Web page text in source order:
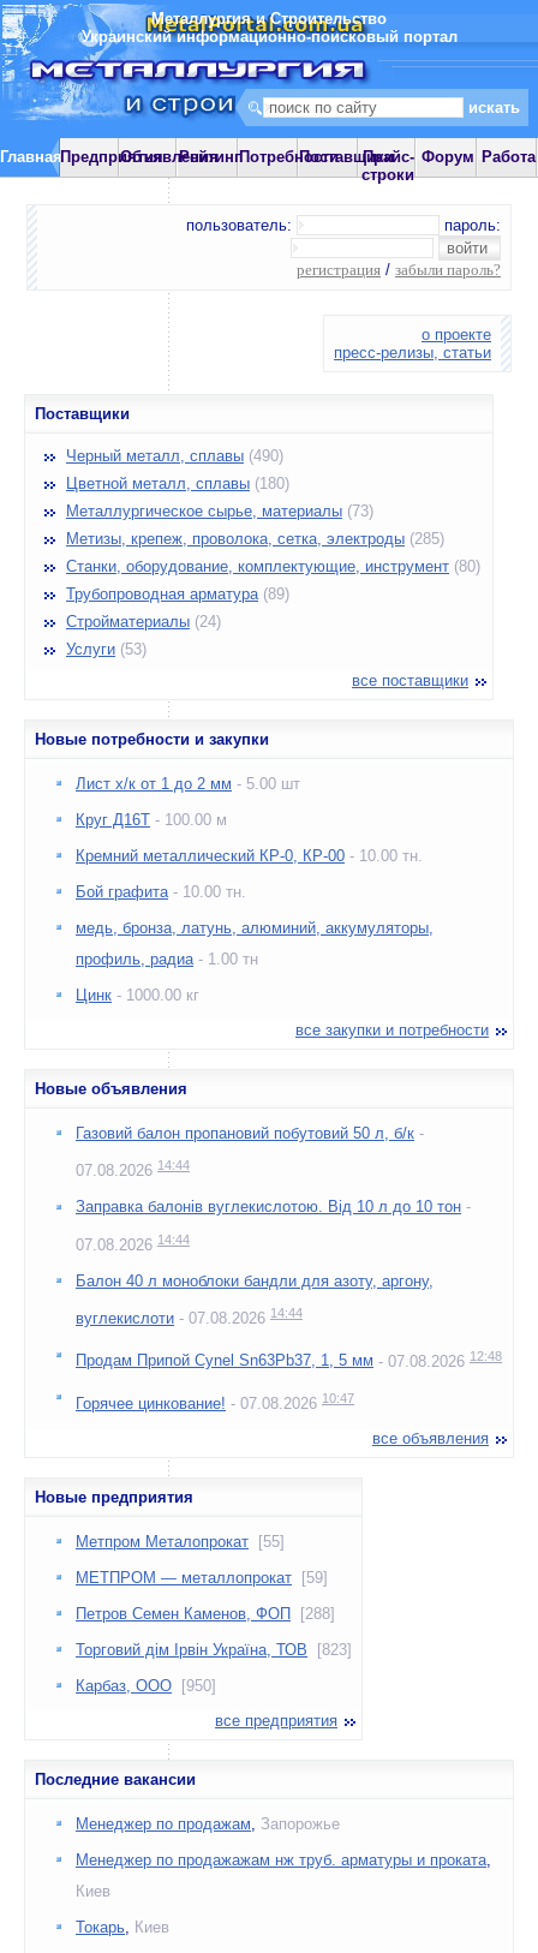
Металлургия и Строительство
Украинский информационно-поисковый портал
ГлавнаяПредприятияОбъявления
РейтингПотребностиПоставщики
Прайс-
строки
Форум Работа
пользователь: пароль:
регистрация / забыли пароль?
о проекте
пресс-релизы, статьи
Поставщики
Черный металл, сплавы (490)
Цветной металл, сплавы (180)
Металлургическое сырье, материалы (73)
Метизы, крепеж, проволока, сетка, электроды (285)
Станки, оборудование, комплектующие, инструмент (80)
Трубопроводная арматура (89)
Стройматериалы (24)
Услуги (53)
все поставщики
Новые потребности и закупки
Лист х/к от 1 до 2 мм - 5.00 шт
Круг Д16Т - 100.00 м
Кремний металлический КР-0, КР-00 - 10.00 тн.
Бой графита- 10.00 тн.
медь, бронза, латунь, алюминий, аккумуляторы,
профиль, радиа- 1.00 тн
Цинк - 1000.00 кг
все закупки и потребности
Новые объявления
Газовий балон пропановий побутовий 50 л, б/к -
07.08.2026 14:44
Заправка балонів вуглекислотою. Від 10 л до 10 тон -
07.08.2026 14:44
Балон 40 л моноблоки бандли для азоту, аргону,
вуглекислоти - 07.08.2026 14:44
Продам Припой Cynel Sn63Pb37, 1, 5 мм - 07.08.2026 12:48
Горячее цинкование! - 07.08.2026 10:47
все объявления
Новые предприятия
Метпром Металопрокат
[55]
МЕТПРОМ — металлопрокат
[59]
Петров Семен Каменов, ФОП
[288]
Торговий дім Ірвін Україна, ТОВ
[823]
Карбаз, ООО
[950]
все предприятия
Последние вакансии
Менеджер по продажам, Запорожье
Менеджер по продажажам нж труб. арматуры и проката,
Киев
Токарь, Киев